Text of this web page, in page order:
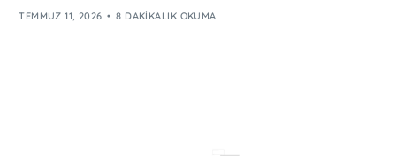
TEMMUZ 11, 2026 8 DAKIKALIK OKUMA